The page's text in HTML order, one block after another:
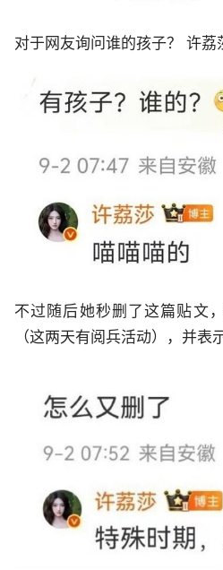
对于网友询问谁的孩子？ 许荔
不过随后她秒删了这篇贴文
（这两天有阅兵活动），并表